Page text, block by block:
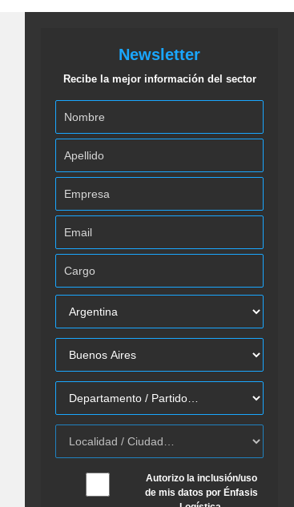
Newsletter
Recibe la mejor información del sector
Autorizo la inclusión/uso
de mis datos por Énfasis